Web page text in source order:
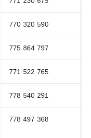
770 320 590
775 864 797
771 522 765
778 540 291
778 497 368